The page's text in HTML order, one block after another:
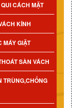
CÁCH MẶT
KÍNH
MÁY GIẶT
SÀN VÁCH
TRÙNG,CHỐNG